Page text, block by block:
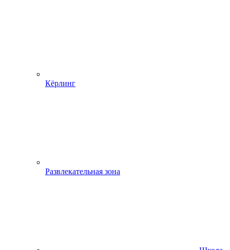
Кёрлинг
Развлекательная зона